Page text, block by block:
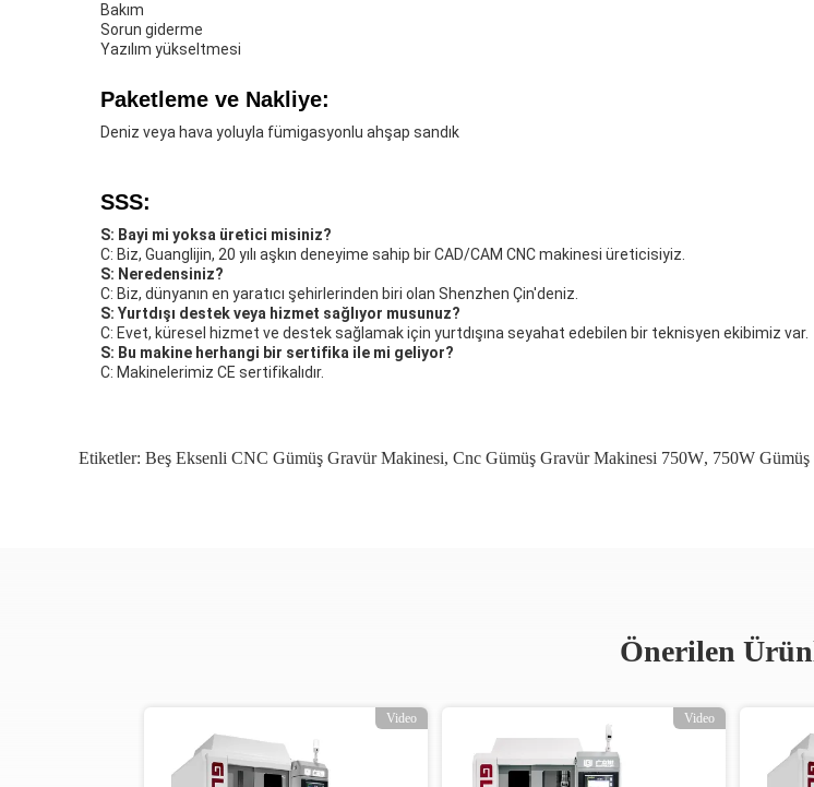
Bakım
Sorun giderme
Yazılım yükseltmesi
Paketleme ve Nakliye:
Deniz veya hava yoluyla fümigasyonlu ahşap sandık
SSS:
S: Bayi mi yoksa üretici misiniz?
C: Biz, Guanglijin, 20 yılı aşkın deneyime sahip bir CAD/CAM CNC makinesi üreticisiyiz.
S: Neredensiniz?
C: Biz, dünyanın en yaratıcı şehirlerinden biri olan Shenzhen Çin'deniz.
S: Yurtdışı destek veya hizmet sağlıyor musunuz?
C: Evet, küresel hizmet ve destek sağlamak için yurtdışına seyahat edebilen bir teknisyen ekibimiz var.
S: Bu makine herhangi bir sertifika ile mi geliyor?
C: Makinelerimiz CE sertifikalıdır.
Etiketler: Beş Eksenli CNC Gümüş Gravür Makinesi, Cnc Gümüş Gravür Makinesi 750W, 750W
Önerilen
Video